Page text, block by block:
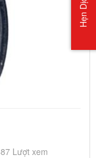
Lượt xem